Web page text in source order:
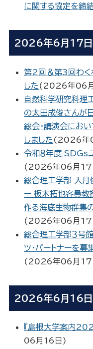
に関する協定を締
2026年6月17日
第2回＆第3回わく
した (2026年06
自然科学研究科理
の太田成俊さんが
総会・講演会におい
しました (2026年
令和８年度 SDGs
(2026年06月17
総合理工学部 入月
ー 板木拓也客員教
作る海底生物群集
(2026年06月17
総合理工学部３号館
ツ・パートナーを募
(2026年06月17
2026年6月16日
『島根大学案内
06月16日 )